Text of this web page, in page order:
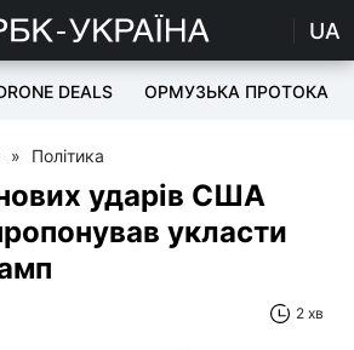
UA
DEALS ОРМУЗЬКА ПРОТОКА
» Політика
нових ударів США
укласти
2 хв